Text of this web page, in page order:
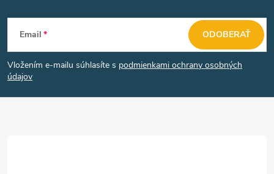
Z
á
p
Email
Vložením e-mailu súhlasíte s podmienkami ochrany osobných
údajov
ODOBERAŤ